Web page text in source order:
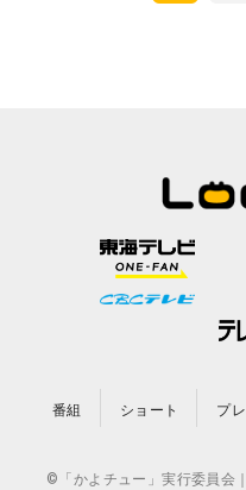
番組 ショート プ
©「かよチュー」実行委員会